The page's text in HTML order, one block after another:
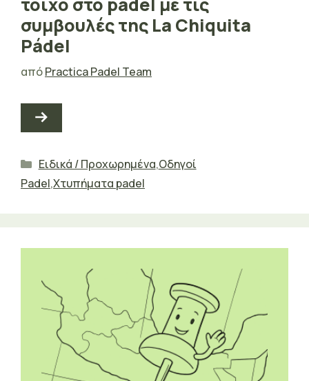
συμβουλές της La Chiquita
Pádel
απόPractica Padel Team
Κατηγορίες
Ειδικά / Προχωρημένα,Οδηγοί
Padel,Χτυπήματα padel